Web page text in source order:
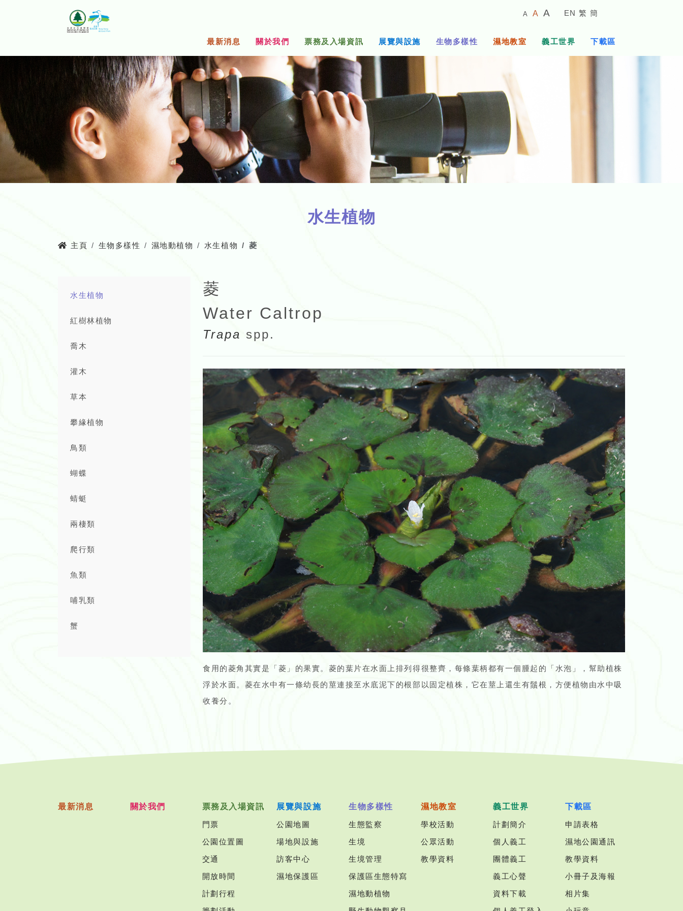
A
較
A
預
字
體
A
的
EN 繁 簡
最新消息 關於我們 票務及入場資訊 展覽與設施 生物多樣性 濕地教室 義工世界 下載區
水生植物
主頁 生物多樣性 濕地動植物 水生植物 菱
水生植物
紅樹林植物
喬木
灌木
草本
攀緣植物
鳥類
蝴蝶
蜻蜓
兩棲類
爬行類
魚類
哺乳類
蟹
菱
Water Caltrop
Trapa spp.
食用的菱角其實是「菱」的果實。菱的葉片在水面上排列得很整齊，每條葉柄都有一個腫起的「水泡」，幫助植株
浮於水面。菱在水中有一條幼長的莖連接至水底泥下的根部以固定植株，它在莖上還生有鬚根，方便植物由水中吸
收養分。
最新消息 關於我們 票務及入場資訊
門票
公園位置圖
交通
開放時間
計劃行程
展覽與設施
公園地圖
場地與設施
訪客中心
濕地保護區
生物多樣性
生態監察
生境
生境管理
保護區生態特寫
濕地動植物
濕地教室
學校活動
公眾活動
教學資料
義工世界
計劃簡介
個人義工
團體義工
義工心聲
資料下載
下載區
申請表格
濕地公園通訊
教學資料
小冊子及海報
相片集